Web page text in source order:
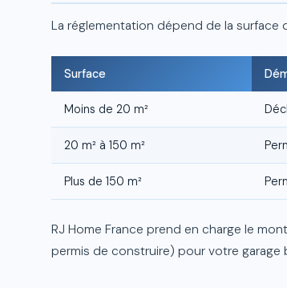
La réglementation dépend de la surface
Surface
Moins de 20 m²
20 m² à 150 m²
Plus de 150 m²
RJ Home France prend en charge le
permis de construire) pour votre garage